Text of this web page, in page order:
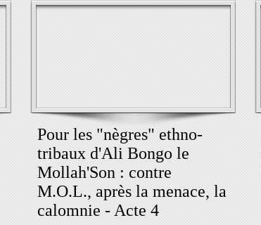
Pour les "nègres" ethno-
tribaux d'Ali Bongo le
Mollah'Son : contre
M.O.L., après la menace, la
calomnie - Acte 4